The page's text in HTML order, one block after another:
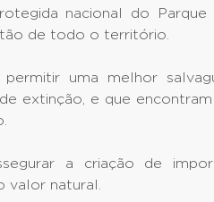
nacional do
de todo o território.
uma melhor
extinção, e que
a criação de
natural.